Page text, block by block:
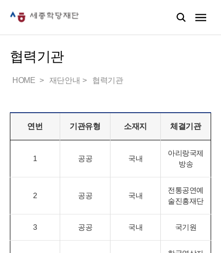
협력기관
HOME 재단안내 협력기관
연번 기관유형 소재지 체결기관
1 공공 국내
아리랑국제
방송
2 공공 국내
전통공연예
술진흥재단
3 공공 국내 국기원